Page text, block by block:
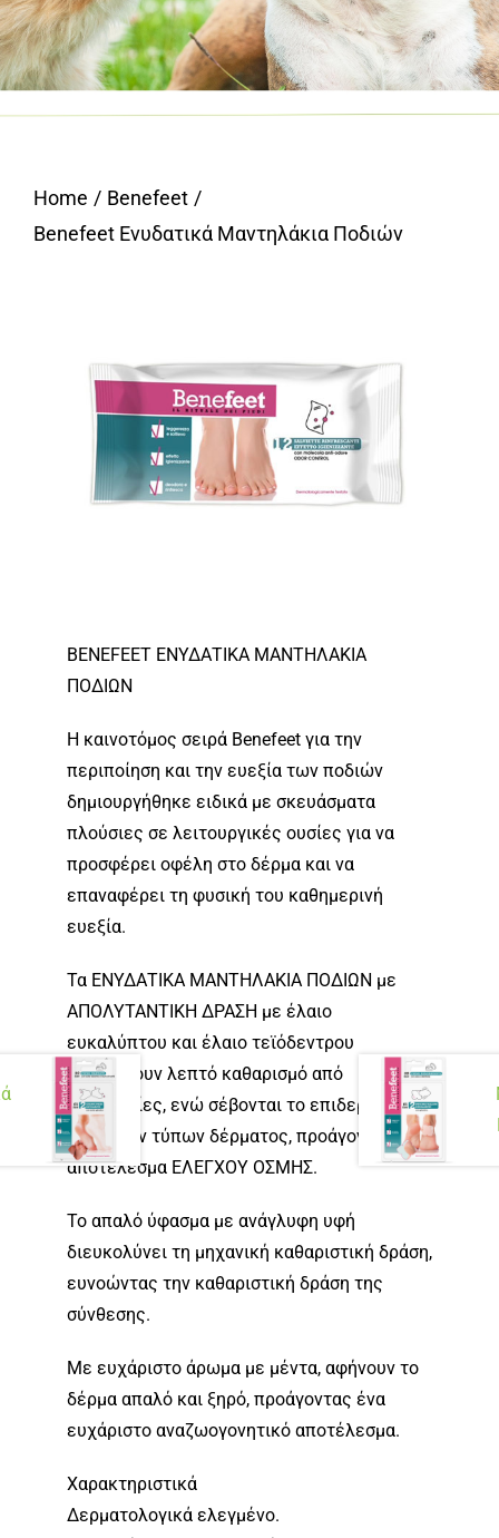
Home
Benefeet
Benefeet Ενυδατικά Μαντηλάκια Ποδιών
BENEFEET ΕΝΥΔΑΤΙΚΑ ΜΑΝΤΗΛΑΚΙΑ
ΠΟΔΙΩΝ
Η καινοτόμος σειρά Benefeet για την
περιποίηση και την ευεξία των ποδιών
δημιουργήθηκε ειδικά με σκευάσματα
πλούσιες σε λειτουργικές ουσίες για να
προσφέρει οφέλη στο δέρμα και να
επαναφέρει τη φυσική του καθημερινή
ευεξία.
Τα ΕΝΥΔΑΤΙΚΑ ΜΑΝΤΗΛΑΚΙΑ ΠΟΔΙΩΝ με
ΑΠΟΛΥΤΑΝΤΙΚΗ ΔΡΑΣΗ με έλαιο
ευκαλύπτου και έλαιο τεϊόδεντρου
επιτρέπουν λεπτό καθαρισμό από
ακαθαρσίες, ενώ σέβονται το επιδερμικό pH
όλων των τύπων δέρματος, προάγοντας ένα
αποτέλεσμα ΕΛΕΓΧΟΥ ΟΣΜΗΣ.
Το απαλό ύφασμα με ανάγλυφη υφή
διευκολύνει τη μηχανική καθαριστική δράση,
ευνοώντας την καθαριστική δράση της
σύνθεσης.
Με ευχάριστο άρωμα με μέντα, αφήνουν το
δέρμα απαλό και ξηρό, προάγοντας ένα
ευχάριστο αναζωογονητικό αποτέλεσμα.
Χαρακτηριστικά
Δερματολογικά ελεγμένο.